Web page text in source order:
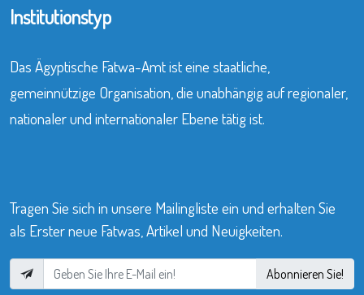
Institutionstyp
Das Ägyptische Fatwa-Amt ist eine staatliche,
gemeinnützige Organisation, die unabhängig auf regionaler,
nationaler und internationaler Ebene tätig ist.
Tragen Sie sich in unsere Mailingliste ein und erhalten Sie
als Erster neue Fatwas, Artikel und Neuigkeiten.
Abonnieren Sie!